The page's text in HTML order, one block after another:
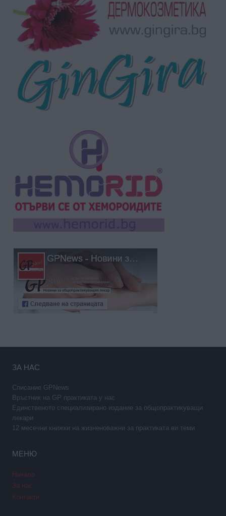
ЗА НАС
Списание GPNews
Връстник на GP практиката у нас
Единственото специализирано издание за общопрактикуващи
лекари
12 месечни книжки на жизненоважни за практиката ви теми
МЕНЮ
Начало
За нас
Контакти